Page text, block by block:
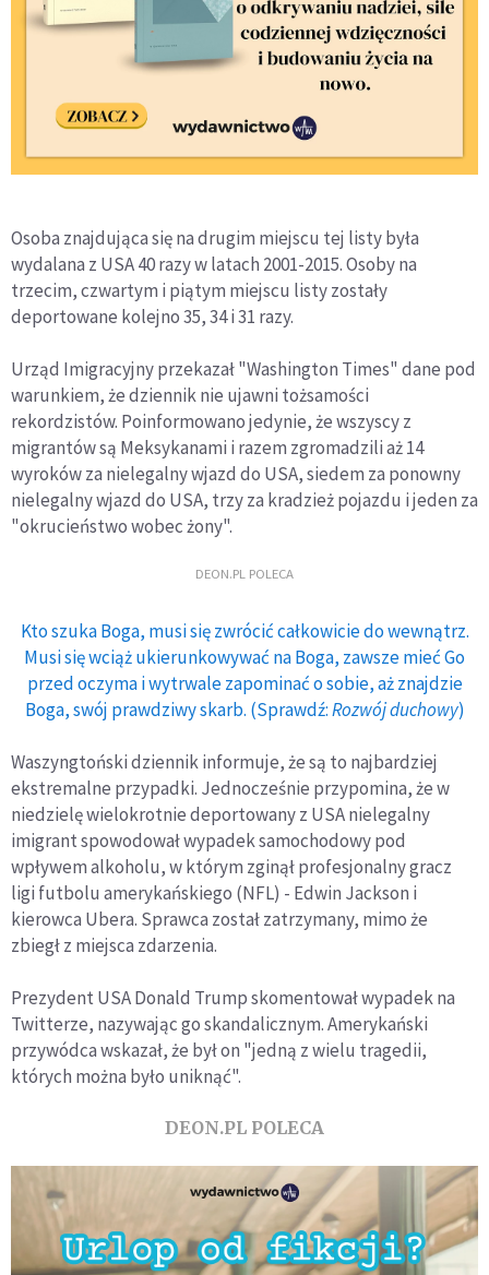
Osoba znajdująca się na drugim miejscu tej listy była
wydalana z USA 40 razy w latach 2001-2015. Osoby na
trzecim, czwartym i piątym miejscu listy zostały
deportowane kolejno 35, 34 i 31 razy.
Urząd Imigracyjny przekazał "Washington Times" dane pod
warunkiem, że dziennik nie ujawni tożsamości
rekordzistów. Poinformowano jedynie, że wszyscy z
migrantów są Meksykanami i razem zgromadzili aż 14
wyroków za nielegalny wjazd do USA, siedem za ponowny
nielegalny wjazd do USA, trzy za kradzież pojazdu i jeden za
"okrucieństwo wobec żony".
DEON.PL POLECA
Kto szuka Boga, musi się zwrócić całkowicie do wewnątrz.
Musi się wciąż ukierunkowywać na Boga, zawsze mieć Go
przed oczyma i wytrwale zapominać o sobie, aż znajdzie
Boga, swój prawdziwy skarb. (Sprawdź:Rozwój duchowy)
Waszyngtoński dziennik informuje, że są to najbardziej
ekstremalne przypadki. Jednocześnie przypomina, że w
niedzielę wielokrotnie deportowany z USA nielegalny
imigrant spowodował wypadek samochodowy pod
wpływem alkoholu, w którym zginął profesjonalny gracz
ligi futbolu amerykańskiego (NFL) - Edwin Jackson i
kierowca Ubera. Sprawca został zatrzymany, mimo że
zbiegł z miejsca zdarzenia.
Prezydent USA Donald Trump skomentował wypadek na
Twitterze, nazywając go skandalicznym. Amerykański
przywódca wskazał, że był on "jedną z wielu tragedii,
których można było uniknąć".
DEON.PL POLECA